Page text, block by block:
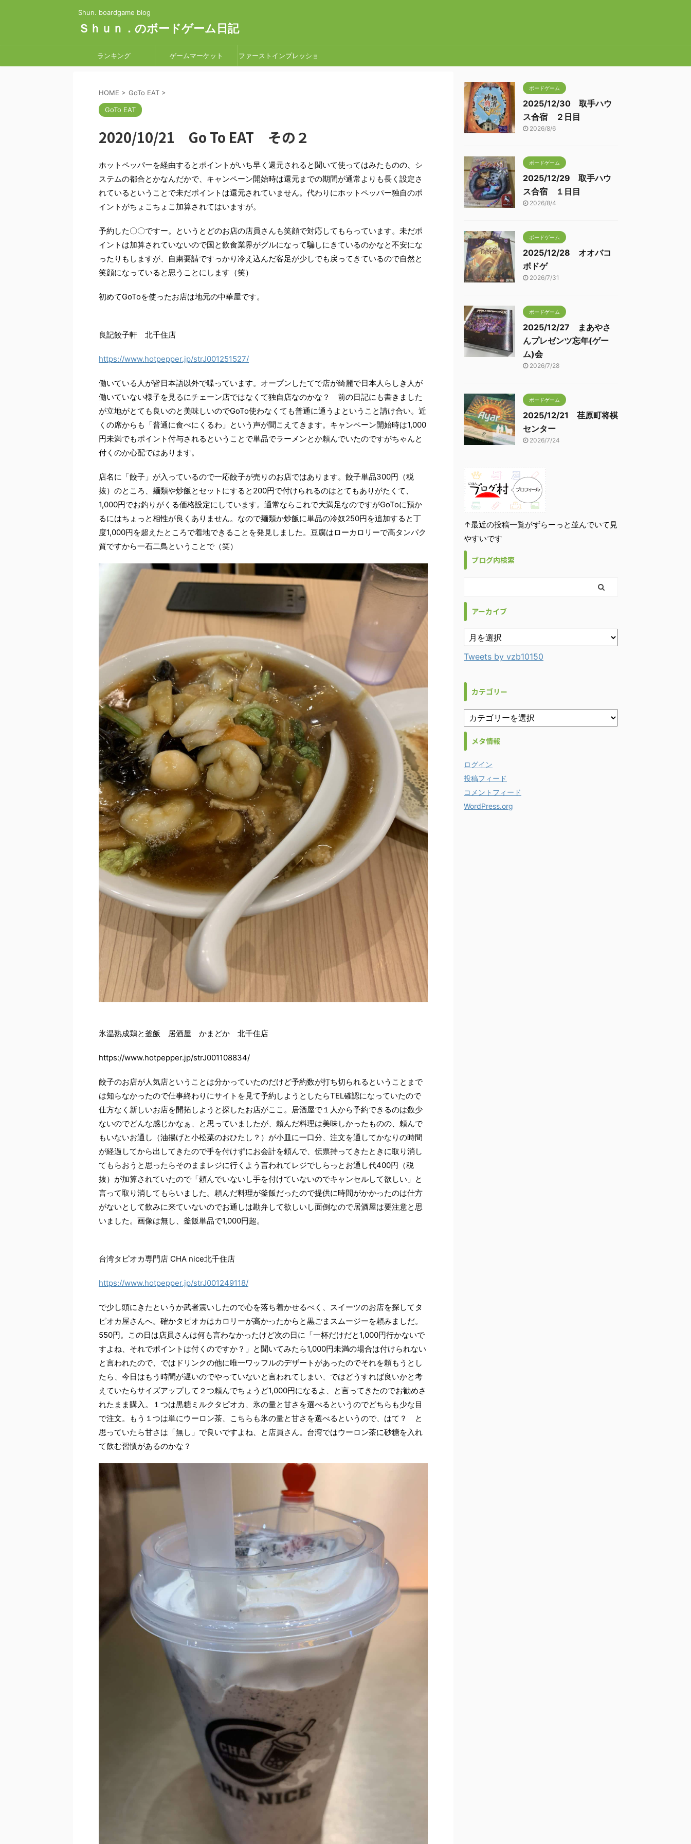
Shun. boardgame blog
Ｓｈｕｎ．のボードゲーム日記
ランキング ゲームマーケット ファーストインプレッショ
HOME > GoTo EAT >
GoTo EAT
2020/10/21 Go To EAT その２
ホットペッパーを経由するとポイントがいち早く還元されると聞いて使ってはみたものの、シ
ステムの都合とかなんだかで、キャンペーン開始時は還元までの期間が通常よりも長く設定さ
れているということで未だポイントは還元されていません。代わりにホットペッパー独自のポ
イントがちょこちょこ加算されてはいますが。
予約した〇〇ですー。というとどのお店の店員さんも笑顔で対応してもらっています。未だポ
イントは加算されていないので国と飲食業界がグルになって騙しにきているのかなと不安にな
ったりもしますが、自粛要請ですっかり冷え込んだ客足が少しでも戻ってきているので自然と
笑顔になっていると思うことにします（笑）
初めてGoToを使ったお店は地元の中華屋です。
良記餃子軒 北千住店
https://www.hotpepper.jp/strJ001251527/
働いている人が皆日本語以外で喋っています。オープンしたてで店が綺麗で日本人らしき人が
働いていない様子を見るにチェーン店ではなくて独自店なのかな？ 前の日記にも書きました
が立地がとても良いのと美味しいのでGoTo使わなくても普通に通うよということ請け合い。近
くの席からも「普通に食べにくるわ」という声が聞こえてきます。キャンペーン開始時は1,000
円未満でもポイント付与されるということで単品でラーメンとか頼んでいたのですがちゃんと
付くのか心配ではあります。
店名に「餃子」が入っているので一応餃子が売りのお店ではあります。餃子単品300円（税
抜）のところ、麺類や炒飯とセットにすると200円で付けられるのはとてもありがたくて、
1,000円でお釣りがくる価格設定にしています。通常ならこれで大満足なのですがGoToに預か
るにはちょっと相性が良くありません。なので麺類か炒飯に単品の冷奴250円を追加すると丁
度1,000円を超えたところで着地できることを発見しました。豆腐はローカロリーで高タンパク
質ですから一石二鳥ということで（笑）
氷温熟成鶏と釜飯 居酒屋 かまどか 北千住店
https://www.hotpepper.jp/strJ001108834/
餃子のお店が人気店ということは分かっていたのだけど予約数が打ち切られるということまで
は知らなかったので仕事終わりにサイトを見て予約しようとしたらTEL確認になっていたので
仕方なく新しいお店を開拓しようと探したお店がここ。居酒屋で１人から予約できるのは数少
ないのでどんな感じかなぁ、と思っていましたが、頼んだ料理は美味しかったものの、頼んで
もいないお通し（油揚げと小松菜のおひたし？）が小皿に一口分、注文を通してかなりの時間
が経過してから出してきたので手を付けずにお会計を頼んで、伝票持ってきたときに取り消し
てもらおうと思ったらそのままレジに行くよう言われてレジでしらっとお通し代400円（税
抜）が加算されていたので「頼んでいないし手を付けていないのでキャンセルして欲しい」と
言って取り消してもらいました。頼んだ料理が釜飯だったので提供に時間がかかったのは仕方
がないとして飲みに来ていないのでお通しは勘弁して欲しいし面倒なので居酒屋は要注意と思
いました。画像は無し、釜飯単品で1,000円超。
台湾タピオカ専門店 CHA nice北千住店
https://www.hotpepper.jp/strJ001249118/
で少し頭にきたというか武者震いしたので心を落ち着かせるべく、スイーツのお店を探してタ
ピオカ屋さんへ。確かタピオカはカロリーが高かったからと黒ごまスムージーを頼みましだ。
550円。この日は店員さんは何も言わなかったけど次の日に「一杯だけだと1,000円行かないで
すよね、それでポイントは付くのですか？」と聞いてみたら1,000円未満の場合は付けられない
と言われたので、ではドリンクの他に唯一ワッフルのデザートがあったのでそれを頼もうとし
たら、今日はもう時間が遅いのでやっていないと言われてしまい、ではどうすれば良いかと考
えていたらサイズアップして２つ頼んでちょうど1,000円になるよ、と言ってきたのでお勧めさ
れたまま購入。１つは黒糖ミルクタピオカ、氷の量と甘さを選べるというのでどちらも少な目
で注文。もう１つは単にウーロン茶、こちらも氷の量と甘さを選べるというので、はて？ と
思っていたら甘さは「無し」で良いですよね、と店員さん。台湾ではウーロン茶に砂糖を入れ
て飲む習慣があるのかな？
ボードゲーム
2025/12/30 取手ハウ
ス合宿 ２日目
2026/8/6
ボードゲーム
2025/12/29 取手ハウ
ス合宿 １日目
2026/8/4
ボードゲーム
2025/12/28 オオバコ
ボドゲ
2026/7/31
ボードゲーム
2025/12/27 まあやさ
んプレゼンツ忘年(ゲー
ム)会
2026/7/28
ボードゲーム
2025/12/21 荏原町将棋
センター
2026/7/24
↑最近の投稿一覧がずらーっと並んでいて見
やすいです
ブログ内検索
アーカイブ
Tweets by vzb10150
カテゴリー
メタ情報
ログイン
投稿フィード
コメントフィード
WordPress.org